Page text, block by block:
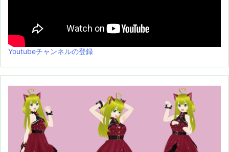
Youtubeチャンネルの登録